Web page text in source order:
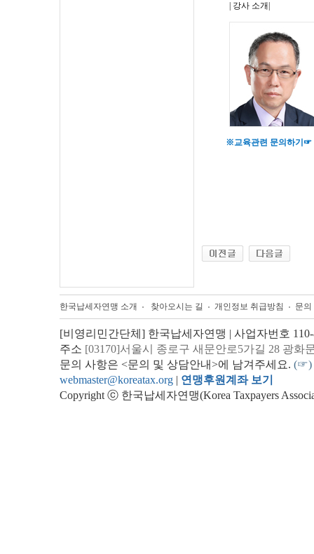
| 강사 소개|
※교육관련 문의하기☞
한국납세자연맹 소개 찾아오시는 길 개인정보 취급방침 문
[비영리민간단체] 한국납세자연맹 | 사업자번호
주소 [03170]서울시 종로구 새문안로5가길 28 광화
문의 사항은 <문의 및 상담안내>에 남겨주세요. (☞)
webmaster@koreatax.org | 연맹후원계좌 보기
Copyright ⓒ 한국납세자연맹(Korea Taxpayers